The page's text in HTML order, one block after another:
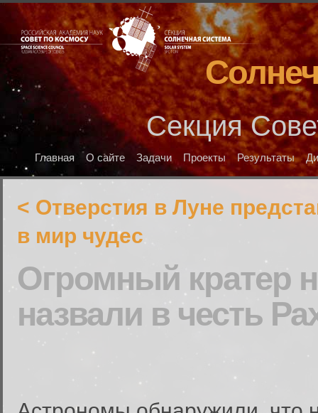
Секция
Главная О сайте Задачи Проекты Результаты
< Отверстия в Луне
в мир чудес
Огромный кратер
назвали в честь